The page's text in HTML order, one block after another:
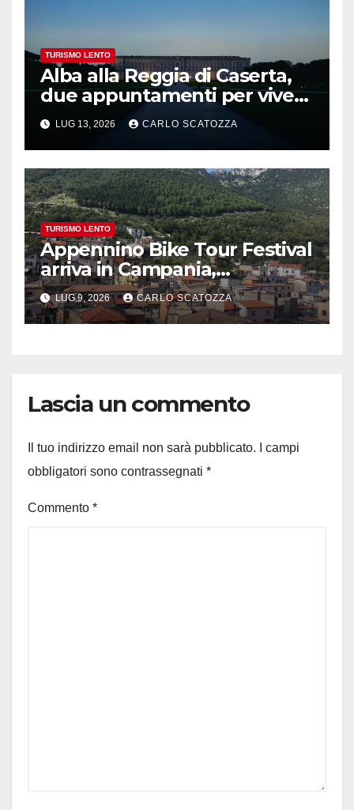
TURISMO LENTO
Alba alla Reggia di Caserta,
due appuntamenti per vivere
la magia
LUG 13, 2026 CARLO SCATOZZA
TURISMO LENTO
Appennino Bike Tour Festival
arriva in Campania,
appuntamento a Valle
Agricola
LUG 9, 2026 CARLO SCATOZZA
Lascia un commento
Il tuo indirizzo email non sarà pubblicato.
I campi
obbligatori sono contrassegnati *
Commento *